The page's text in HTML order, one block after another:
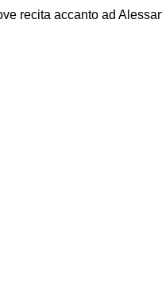
recita accanto ad